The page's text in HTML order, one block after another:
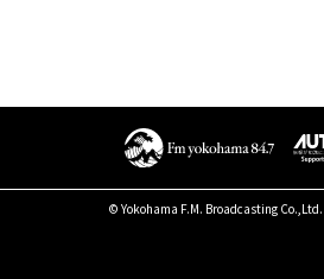
© Yokohama F.M. Broadcasting